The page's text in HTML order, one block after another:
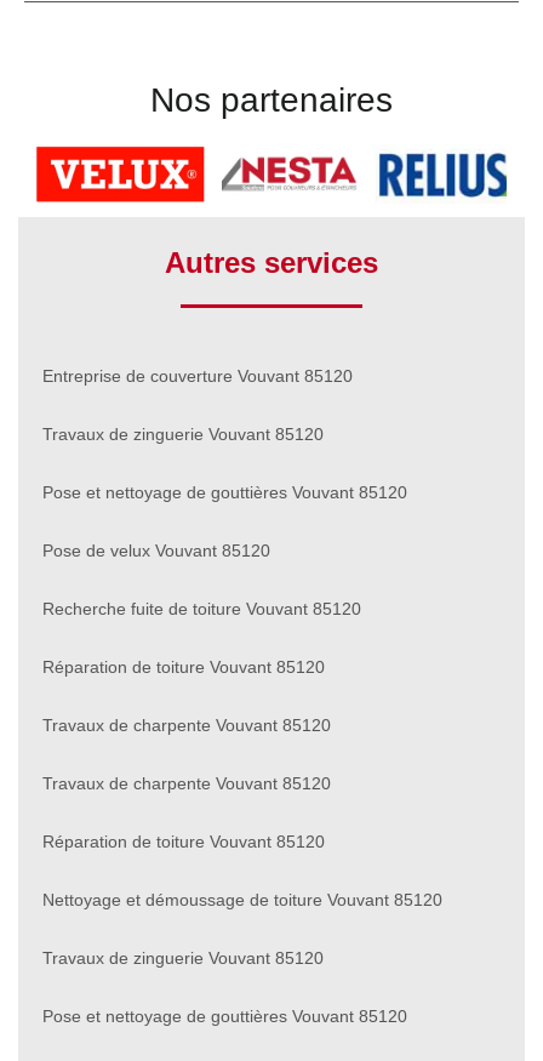
Nos partenaires
Autres services
Entreprise de couverture Vouvant 85120
Travaux de zinguerie Vouvant 85120
Pose et nettoyage de gouttières Vouvant 85120
Pose de velux Vouvant 85120
Recherche fuite de toiture Vouvant 85120
Réparation de toiture Vouvant 85120
Travaux de charpente Vouvant 85120
Travaux de charpente Vouvant 85120
Réparation de toiture Vouvant 85120
Nettoyage et démoussage de toiture Vouvant 85120
Travaux de zinguerie Vouvant 85120
Pose et nettoyage de gouttières Vouvant 85120